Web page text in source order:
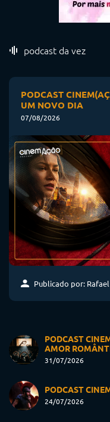
podcast da vez
PODCAST
UM NOVO DIA
07/08/2026
Publicado por:
PODCAST
AMOR
31/07/2026
PODCAST
24/07/2026